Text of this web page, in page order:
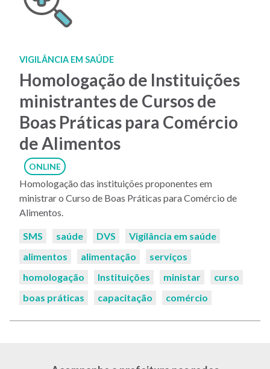
VIGILÂNCIA EM SAÚDE
Homologação de Instituições
ministrantes de Cursos de
Boas Práticas para Comércio
de Alimentos
ONLINE
Homologação das instituições proponentes em
ministrar o Curso de Boas Práticas para Comércio de
Alimentos.
Palavras-
SMS saúde DVS
Vigilância em saúde
alimentos
alimentação
serviços
homologação
Instituições ministar
curso
boas práticas
capacitação comércio